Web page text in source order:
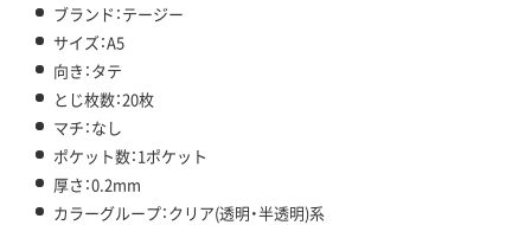
ブランド：テージー
サイズ：A5
向き：タテ
とじ枚数：20枚
マチ：なし
ポケット数：1ポケット
厚さ：0.2mm
カラーグループ：クリア(透明・半透明)系